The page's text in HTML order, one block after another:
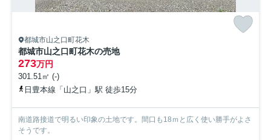
都城市山之口町花木
都城市山之口町花木の売地
273万円
301.51㎡ (-)
日豊本線「山之口」駅 徒歩15分
南道路接道で明るい印象の土地です。間口も18ｍと広く使い勝手がよさ
そうです。